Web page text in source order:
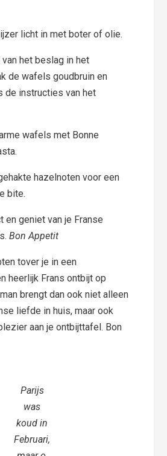
licht in met boter of olie.
het beslag in het
de wafels goudbruin en
de instructies van het
wafels met Bonne
hazelnoten voor een
bite.
en geniet van je Franse
Bon Appetit
tover je in een
heerlijk Frans ontbijt op
brengt dan ook niet alleen
liefde in huis, maar ook
aan je ontbijttafel. Bon
Parijs
was
koud in
Februari,